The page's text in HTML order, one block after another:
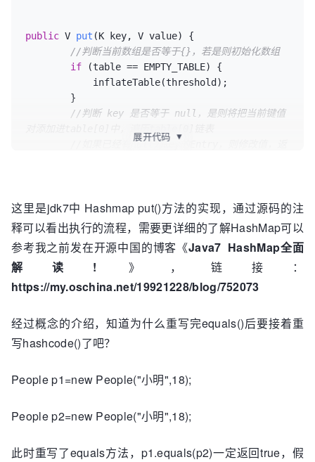
public V put (K key, V value)
{
//判断当前数组是否等于{}，若是则初始化数组
if (table == EMPTY_TABLE) {
//判断 key 是否等于 null，是则将把当前键值
//如果已经有null为key的Entry，则修改值，返
//key不为null则计算hash
int
hash = hash(key);
//搜索对应hash所在的table中的索引
int
i = indexFor(hash, table.length);
(Entry<K,V> e = table[i]; e !=
null; e = e.next) {
== key || key.equals(k))) {
                e.recordAccess(
        }
        modCount++;
展开代码 ▼
这里是jdk7中 Hashmap put()方法的实现，通过源码的注
释可以看出执行的流程，需要更详细的了解HashMap可以
参考我之前发在开源中国的博客《Java7 HashMap全面
解读! 》，链接：
https://my.oschina.net/19921228/blog/752073
经过概念的介绍，知道为什么重写完equals()后要接着重
写hashcode()了吧？
People p1=new People("小明",18);
People p2=new People("小明",18);
此时重写了equals方法，p1.equals(p2)一定返回true，假